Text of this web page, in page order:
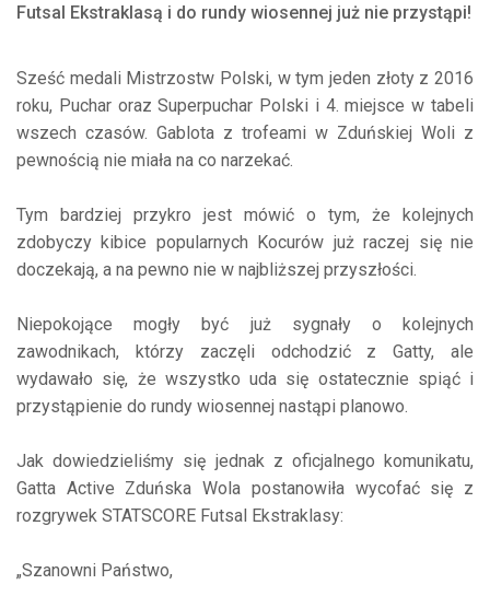
Futsal Ekstraklasą i do rundy wiosennej już nie przystąpi!
Sześć medali Mistrzostw Polski, w tym jeden złoty z 2016
roku, Puchar oraz Superpuchar Polski i 4. miejsce w tabeli
wszech czasów. Gablota z trofeami w Zduńskiej Woli z
pewnością nie miała na co narzekać.
Tym bardziej przykro jest mówić o tym, że kolejnych
zdobyczy kibice popularnych Kocurów już raczej się nie
doczekają, a na pewno nie w najbliższej przyszłości.
Niepokojące mogły być już sygnały o kolejnych
zawodnikach, którzy zaczęli odchodzić z Gatty, ale
wydawało się, że wszystko uda się ostatecznie spiąć i
przystąpienie do rundy wiosennej nastąpi planowo.
Jak dowiedzieliśmy się jednak z oficjalnego komunikatu,
Gatta Active Zduńska Wola postanowiła wycofać się z
rozgrywek STATSCORE Futsal Ekstraklasy:
„Szanowni Państwo,